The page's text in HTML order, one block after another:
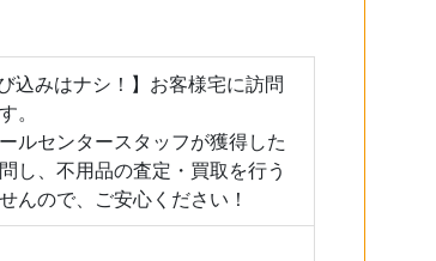
込みはナシ！】お客様宅に訪問
。
ルセンタースタッフが獲得した
し、不用品の査定・買取を行う
んので、ご安心ください！